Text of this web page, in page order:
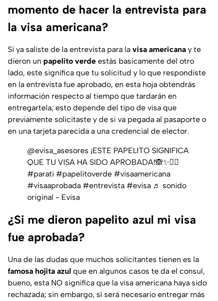
momento de hacer la entrevista para
la visa americana?
Si ya saliste de la entrevista para la visa americana y te
dieron un papelito verde estás basicamente del otro
lado, este significa que tu solicitud y lo que respondiste
en la entrevista fue aprobado, en esta hoja obtendrás
información respecto al tiempo que tardarán en
entregartela; esto depende del tipo de visa que
previamente solicitaste y de si va pegada al pasaporte o
en una tarjeta parecida a una credencial de elector.
@evisa_asesores ¡ESTE PAPELITO SIGNIFICA
QUE TU VISA HA SIDO APROBADA!🙈✨☝🏻
#parati #papelitoverde #visaamericana
#visaaprobada #entrevista #evisa ♬ sonido
original - Evisa
¿Si me dieron papelito azul mi visa
fue aprobada?
Una de las dudas que muchos solicitantes tienen es la
famosa hojita azul que en algunos casos te da el consul,
bueno, esta NO significa que la visa americana haya sido
rechazada; sin embargo, sí será necesario entregar más